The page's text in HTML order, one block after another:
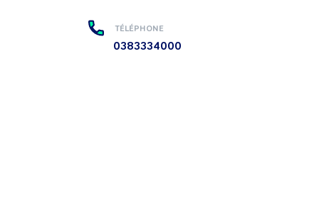
TÉLÉPHONE
0383334000